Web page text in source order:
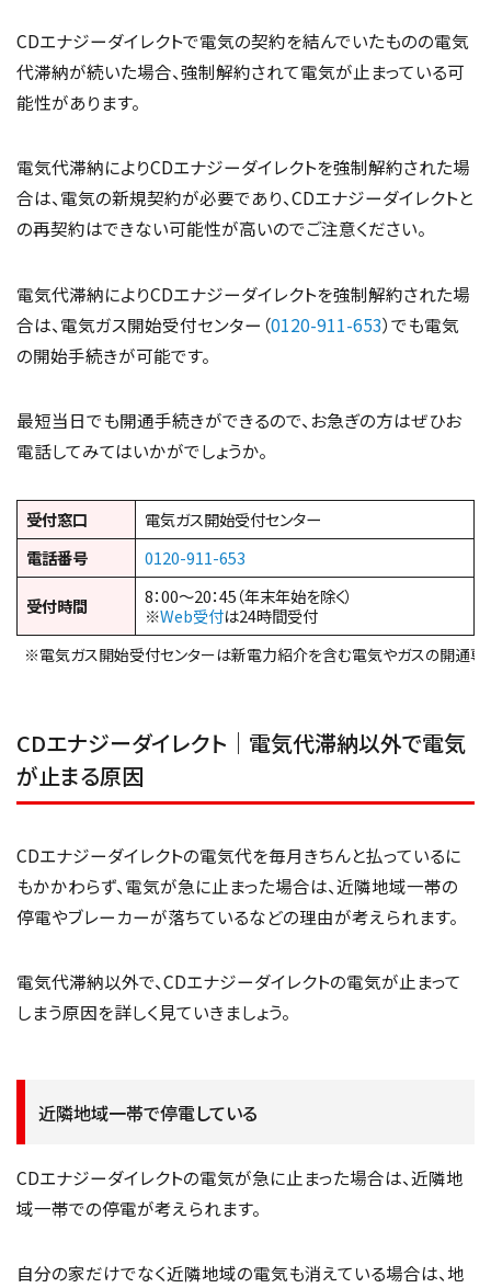
CDエナジーダイレクトで電気の契約を結んでいたものの電気
代滞納が続いた場合、強制解約されて電気が止まっている可
能性があります。
電気代滞納によりCDエナジーダイレクトを強制解約された場
合は、電気の新規契約が必要であり、CDエナジーダイレクトと
の再契約はできない可能性が高いのでご注意ください。
電気代滞納によりCDエナジーダイレクトを強制解約された場
合は、電気ガス開始受付センター（0120-911-653）でも電気
の開始手続きが可能です。
最短当日でも開通手続きができるので、お急ぎの方はぜひお
電話してみてはいかがでしょうか。
受付窓口
電気ガス開始受付センター
電話番号
0120-911-653
受付時間
8：00～20：45（年末年始を除く）
※Web受付は24時間受付
※電気ガス開始受付センターは新電力紹介を含む電気やガスの開通専
CDエナジーダイレクト｜電気代滞納以外で電気
が止まる原因
CDエナジーダイレクトの電気代を毎月きちんと払っているに
もかかわらず、電気が急に止まった場合は、近隣地域一帯の
停電やブレーカーが落ちているなどの理由が考えられます。
電気代滞納以外で、CDエナジーダイレクトの電気が止まって
しまう原因を詳しく見ていきましょう。
近隣地域一帯で停電している
CDエナジーダイレクトの電気が急に止まった場合は、近隣地
域一帯での停電が考えられます。
自分の家だけでなく近隣地域の電気も消えている場合は、地